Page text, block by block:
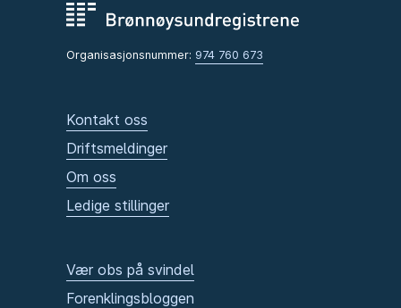
Organisasjonsnummer: 974 760 673
Kontakt oss
Driftsmeldinger
Om oss
Ledige stillinger
Vær obs på svindel
Forenklingsbloggen